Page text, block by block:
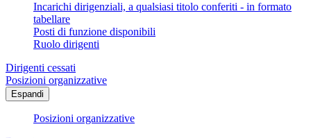
Incarichi dirigenziali, a qualsiasi titolo conferiti - in formato
tabellare
Posti di funzione disponibili
Ruolo dirigenti
Dirigenti cessati
Posizioni organizzative
Espandi
Posizioni organizzative